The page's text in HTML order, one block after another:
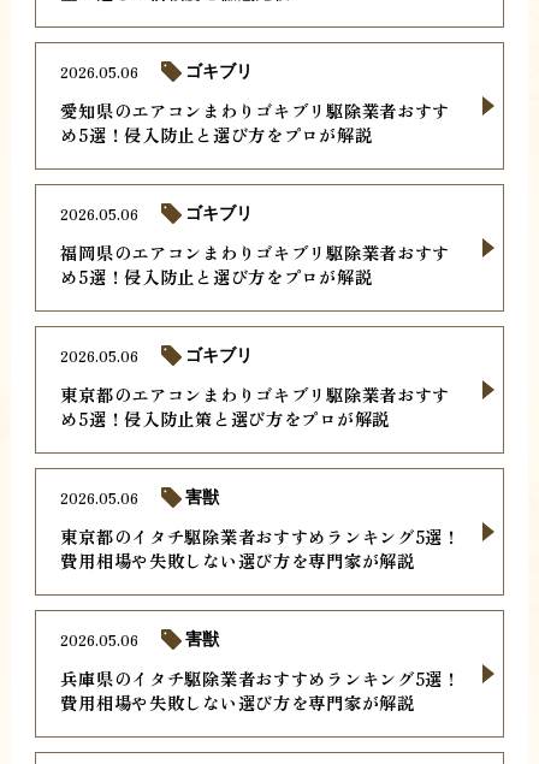
愛知県のエアコンまわりゴキブリ駆除業者おすす
め5選！侵入防止と選び方をプロが解説
2026.05.06 ゴキブリ
福岡県のエアコンまわりゴキブリ駆除業者おすす
め5選！侵入防止と選び方をプロが解説
2026.05.06 ゴキブリ
東京都のエアコンまわりゴキブリ駆除業者おすす
め5選！侵入防止策と選び方をプロが解説
2026.05.06 ゴキブリ
東京都のイタチ駆除業者おすすめランキング5選！
費用相場や失敗しない選び方を専門家が解説
2026.05.06 害獣
兵庫県のイタチ駆除業者おすすめランキング5選！
費用相場や失敗しない選び方を専門家が解説
2026.05.06 害獣